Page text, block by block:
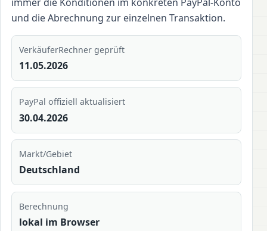
und die Abrechnung zur einzelnen Transaktion.
VerkäuferRechner geprüft
11.05.2026
PayPal offiziell aktualisiert
30.04.2026
Markt/Gebiet
Deutschland
Berechnung
lokal im Browser